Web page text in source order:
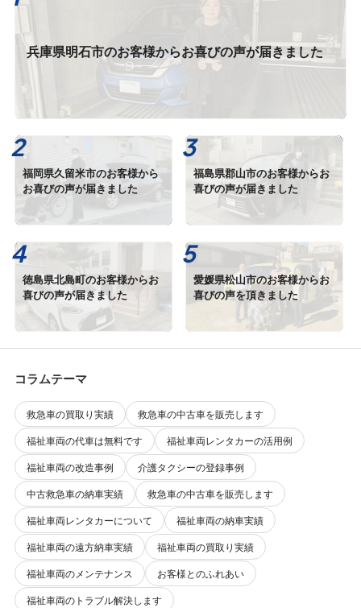
兵庫県明石市のお客様からお喜びの声が届きました
福岡県久留米市のお客様から
お喜びの声が届きました
福島県郡山市のお客様からお
喜びの声が届きました
徳島県北島町のお客様からお
喜びの声が届きました
愛媛県松山市のお客様からお
喜びの声を頂きました
コラムテーマ
救急車の買取り実績
救急車の中古車を販売します
福祉車両の代車は無料です
福祉車両レンタカーの活用例
福祉車両の改造事例
介護タクシーの登録事例
中古救急車の納車実績
救急車の中古車を販売します
福祉車両レンタカーについて
福祉車両の納車実績
福祉車両の遠方納車実績
福祉車両の買取り実績
福祉車両のメンテナンス
お客様とのふれあい
福祉車両のトラブル解決します